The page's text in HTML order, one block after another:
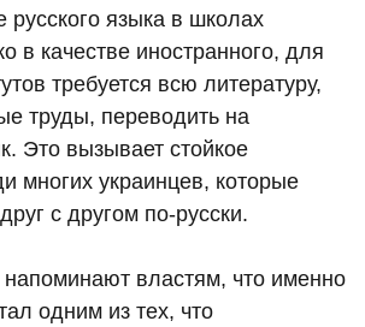
русского языка в школах
в качестве иностранного, для
требуется всю литературу,
труды, переводить на
Это вызывает стойкое
многих украинцев, которые
с другом по-русски.
властям, что именно
одним из тех, что